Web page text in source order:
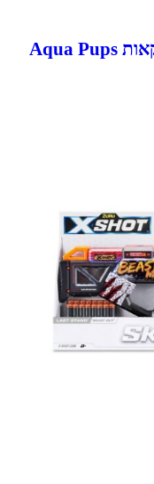
רכב אקווה של רוקי מפרץ ההרפתקאות Aqua Pups